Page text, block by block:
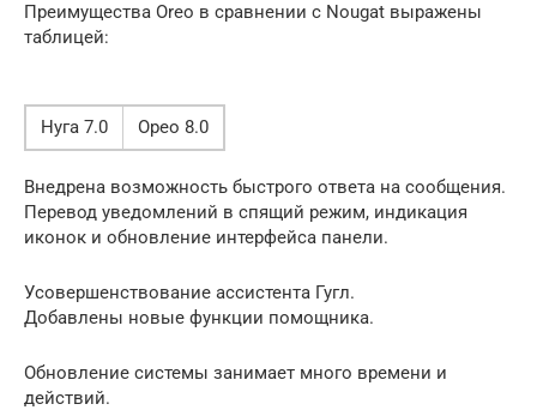
Преимущества Oreo в сравнении с Nougat выражены
таблицей:
Нуга 7.0 Орео 8.0
Внедрена возможность быстрого ответа на сообщения.
Перевод уведомлений в спящий режим, индикация
иконок и обновление интерфейса панели.
Усовершенствование ассистента Гугл.
Добавлены новые функции помощника.
Обновление системы занимает много времени и
действий.